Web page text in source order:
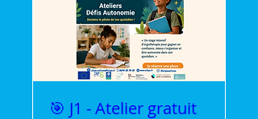
🎯 J1 - Atelier gratuit